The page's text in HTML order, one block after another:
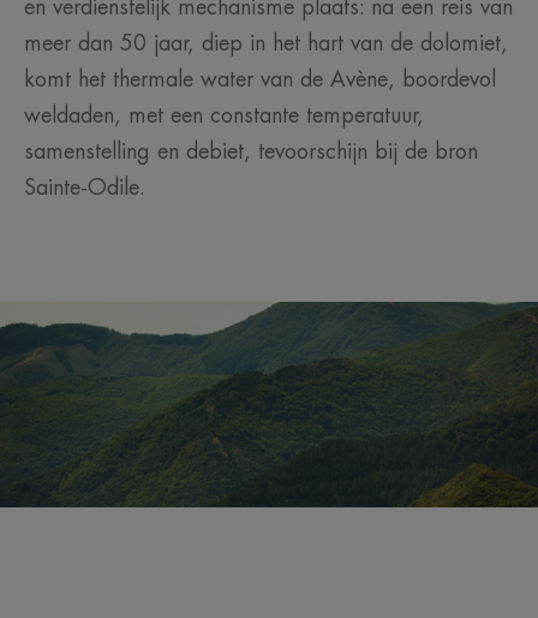
en verdienstelijk mechanisme plaats: na een reis van
meer dan 50 jaar, diep in het hart van de dolomiet,
komt het thermale water van de Avène, boordevol
weldaden, met een constante temperatuur,
samenstelling en debiet, tevoorschijn bij de bron
Sainte-Odile.